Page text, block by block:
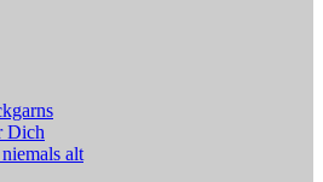
Dich
alt